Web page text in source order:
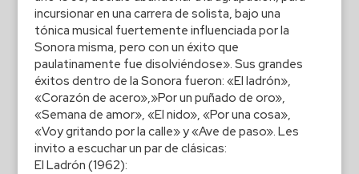
incursionar en una carrera de solista, bajo una
tónica musical fuertemente influenciada por la
Sonora misma, pero con un éxito que
paulatinamente fue disolviéndose». Sus grandes
éxitos dentro de la Sonora fueron: «El ladrón»,
«Corazón de acero»,»Por un puñado de oro»,
«Semana de amor», «El nido», «Por una cosa»,
«Voy gritando por la calle» y «Ave de paso». Les
invito a escuchar un par de clásicas:
El Ladrón (1962):